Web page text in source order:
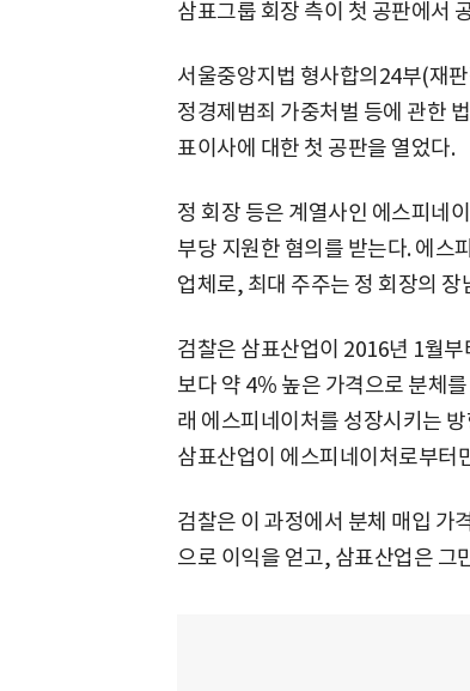
삼표그룹 회장 측이 첫 공판에서
서울중앙지법 형사합의24부(재
정경제범죄 가중처벌 등에 관한
표이사에 대한 첫 공판을 열었다.
정 회장 등은 계열사인 에스피네
부당 지원한 혐의를 받는다. 에스
업체로, 최대 주주는 정 회장의
검찰은 삼표산업이 2016년 1월
보다 약 4％ 높은 가격으로 분체
래 에스피네이처를 성장시키는
삼표산업이 에스피네이처로부터
검찰은 이 과정에서 분체 매입 가
으로 이익을 얻고, 삼표산업은 그